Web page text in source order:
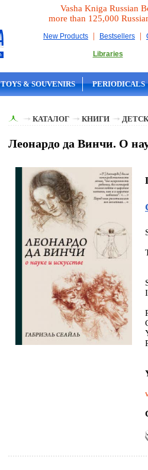
Vasha Kniga Russian
more than 125,000
New Products | Bestsellers |
Libraries
TOYS & SOUVENIRS PERIODICALS
КАТАЛОГ КНИГИ
Леонардо да Винчи. О